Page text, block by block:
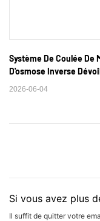
Système De Coulée De
D'osmose Inverse
2026-06-04
Si vous avez plus
Il suffit de quitter votre